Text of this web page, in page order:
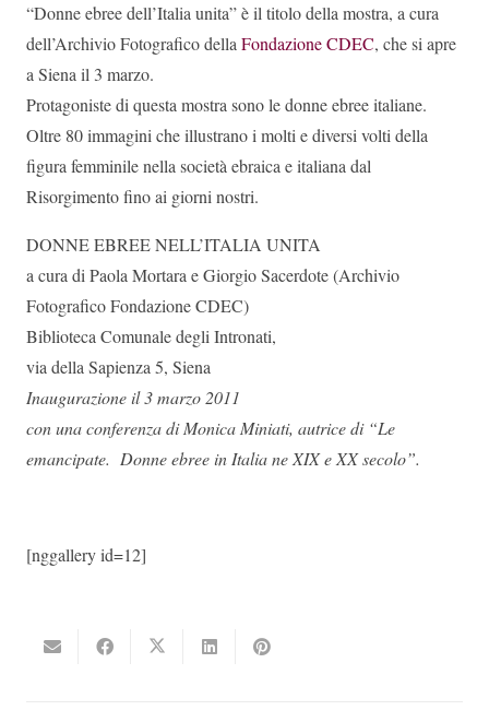
“Donne ebree dell’Italia unita” è il titolo della mostra, a cura
dell’Archivio Fotografico della Fondazione CDEC, che si apre
a Siena il 3 marzo.
Protagoniste di questa mostra sono le donne ebree italiane.
Oltre 80 immagini che illustrano i molti e diversi volti della
figura femminile nella società ebraica e italiana dal
Risorgimento fino ai giorni nostri.
DONNE EBREE NELL’ITALIA UNITA
a cura di Paola Mortara e Giorgio Sacerdote (Archivio
Fotografico Fondazione CDEC)
Biblioteca Comunale degli Intronati,
via della Sapienza 5, Siena
Inaugurazione il 3 marzo 2011
con una conferenza di Monica Miniati, autrice di “Le
emancipate. Donne ebree in Italia ne XIX e XX secolo”.
[nggallery id=12]